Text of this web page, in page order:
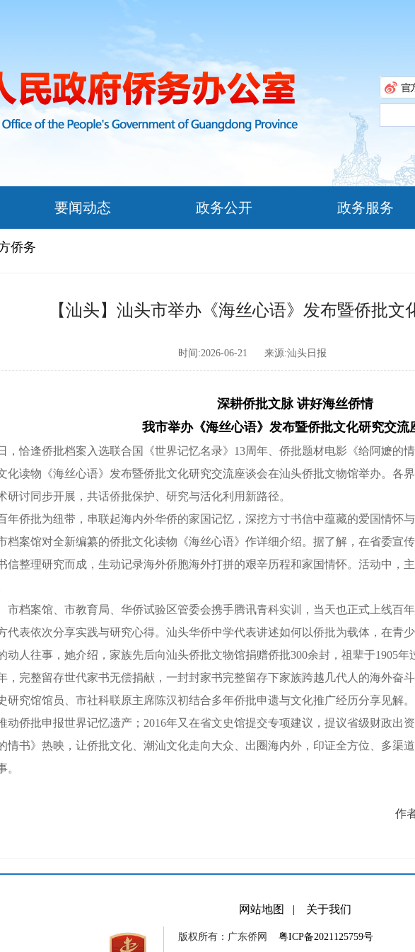
要闻动态 政务公开 政务服务
侨务
【汕头】汕头市举办《海丝心语》发布暨侨批文
时间:2026-06-21 来源:汕头日报
深耕侨批文脉 讲好海丝侨情
我市举办《海丝心语》发布暨侨批文化研究交流
逢侨批档案入选联合国《世界记忆名录》13周年、侨批题材电影《给阿嬷的
化读物《海丝心语》发布暨侨批文化研究交流座谈会在汕头侨批文物馆举办。各
研讨同步开展，共话侨批保护、研究与活化利用新路径。
侨批为纽带，串联起海内外华侨的家国记忆，深挖方寸书信中蕴藏的爱国情怀
档案馆对全新编纂的侨批文化读物《海丝心语》作详细介绍。据了解，在省委宣
信整理研究而成，生动记录海外侨胞海外打拼的艰辛历程和家国情怀。活动中，
案馆、市教育局、华侨试验区管委会携手腾讯青科实训，当天也正式上线百年
表依次分享实践与研究心得。汕头华侨中学代表讲述如何以侨批为载体，在青
动人往事，她介绍，家族先后向汕头侨批文物馆捐赠侨批300余封，祖辈于1905
，完整留存世代家书无偿捐献，一封封家书完整留存下家族跨越几代人的海外奋斗
究馆馆员、市社科联原主席陈汉初结合多年侨批申遗与文化推广经历分享见解
动侨批申报世界记忆遗产；2016年又在省文史馆提交专项建议，提议省级财政出
情书》热映，让侨批文化、潮汕文化走向大众、出圈海内外，印证全方位、多渠
。
作
网站地图 | 关于我们
版权所有：广东侨网 粤ICP备2021125759号